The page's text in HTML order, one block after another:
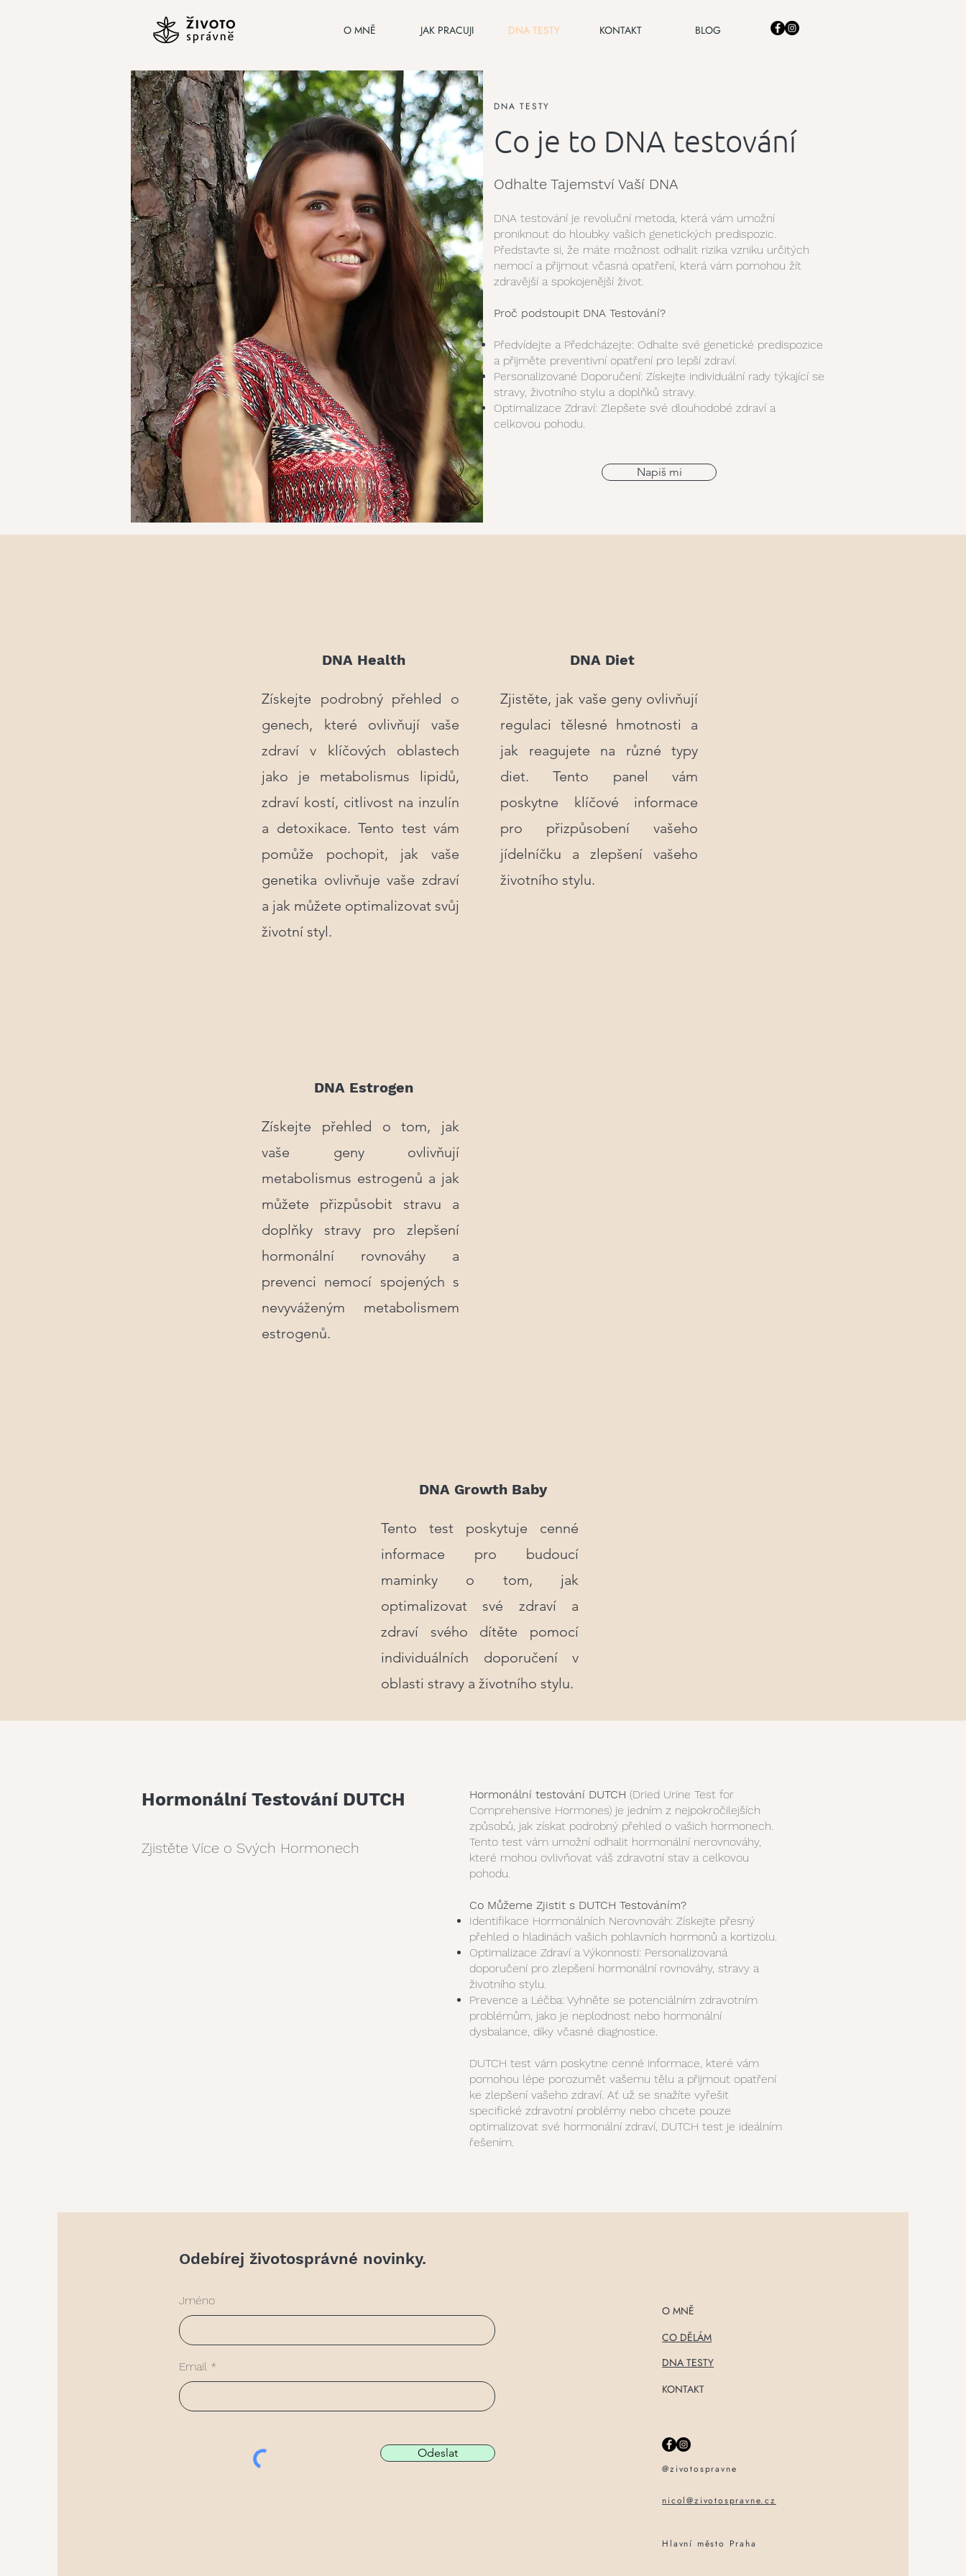
O MNĚ JAK PRACUJI DNA TESTY KONTAKT BLOG
DNA TESTY
Co je to DNA testování
Odhalte Tajemství Vaší DNA
DNA testování je revoluční metoda, která vám umožní
proniknout do hloubky vašich genetických predispozic.
Představte si, že máte možnost odhalit rizika vzniku určitých
nemocí a přijmout včasná opatření, která vám pomohou žít
zdravější a spokojenější život.
Proč podstoupit DNA Testování?
Předvídejte a Předcházejte: Odhalte své genetické predispozice
a přijměte preventivní opatření pro lepší zdraví.
Personalizované Doporučení: Získejte individuální rady týkající se
stravy, životního stylu a doplňků stravy.
Optimalizace Zdraví: Zlepšete své dlouhodobé zdraví a
celkovou pohodu.
Napiš mi
DNA Health
Získejte podrobný přehled o
genech, které ovlivňují vaše
zdraví v klíčových oblastech
jako je metabolismus lipidů,
zdraví kostí, citlivost na inzulín
a detoxikace. Tento test vám
pomůže pochopit, jak vaše
genetika ovlivňuje vaše zdraví
a jak můžete optimalizovat svůj
životní styl.
DNA Estrogen
Získejte přehled o tom, jak
vaše geny ovlivňují
metabolismus estrogenů a jak
můžete přizpůsobit stravu a
doplňky stravy pro zlepšení
hormonální rovnováhy a
prevenci nemocí spojených s
nevyváženým metabolismem
estrogenů.
DNA Diet
Zjistěte, jak vaše geny ovlivňují
regulaci tělesné hmotnosti a
jak reagujete na různé typy
diet. Tento panel vám
poskytne klíčové informace
pro přizpůsobení vašeho
jídelníčku a zlepšení vašeho
životního stylu.
DNA Growth Baby
Tento test poskytuje cenné
informace pro budoucí
maminky o tom, jak
optimalizovat své zdraví a
zdraví svého dítěte pomocí
individuálních doporučení v
oblasti stravy a životního stylu.
Hormonální testování DUTCH (Dried Urine Test for
Comprehensive Hormones) je jedním z nejpokročilejších
způsobů, jak získat podrobný přehled o vašich hormonech.
Tento test vám umožní odhalit hormonální nerovnováhy,
které mohou ovlivňovat váš zdravotní stav a celkovou
pohodu.
Co Můžeme Zjistit s DUTCH Testováním?
Identifikace Hormonálních Nerovnováh: Získejte přesný
přehled o hladinách vašich pohlavních hormonů a kortizolu.
Optimalizace Zdraví a Výkonnosti: Personalizovaná
doporučení pro zlepšení hormonální rovnováhy, stravy a
životního stylu.
Prevence a Léčba: Vyhněte se potenciálním zdravotním
problémům, jako je neplodnost nebo hormonální
dysbalance, díky včasné diagnostice.
DUTCH test vám poskytne cenné informace, které vám
pomohou lépe porozumět vašemu tělu a přijmout opatření
ke zlepšení vašeho zdraví. Ať už se snažíte vyřešit
specifické zdravotní problémy nebo chcete pouze
optimalizovat své hormonální zdraví, DUTCH test je ideálním
řešením.
Hormonální Testování DUTCH
Zjistěte Více o Svých Hormonech
Odebírej životosprávné novinky.
Jméno
Email
Odeslat
O MNĚ
CO DĚLÁM
DNA TESTY
KONTAKT
@zivotospravne
nicol@zivotospravne.cz
Hlavní město Praha